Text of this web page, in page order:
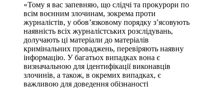
«Тому я вас запевняю, що слідчі та прокурори по
всім воєнним злочинам, зокрема проти
журналістів, у обов’язковому порядку з’ясовують
наявність всіх журналістських розслідувань,
долучають ці матеріали до матеріалів
кримінальних проваджень, перевіряють наявну
інформацію. У багатьох випадках вона є
визначальною для ідентифікації виконавців
злочинів, а також, в окремих випадках, є
важливою для доведення обізнаності